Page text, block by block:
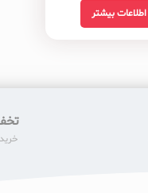
اطلاعات بیشتر